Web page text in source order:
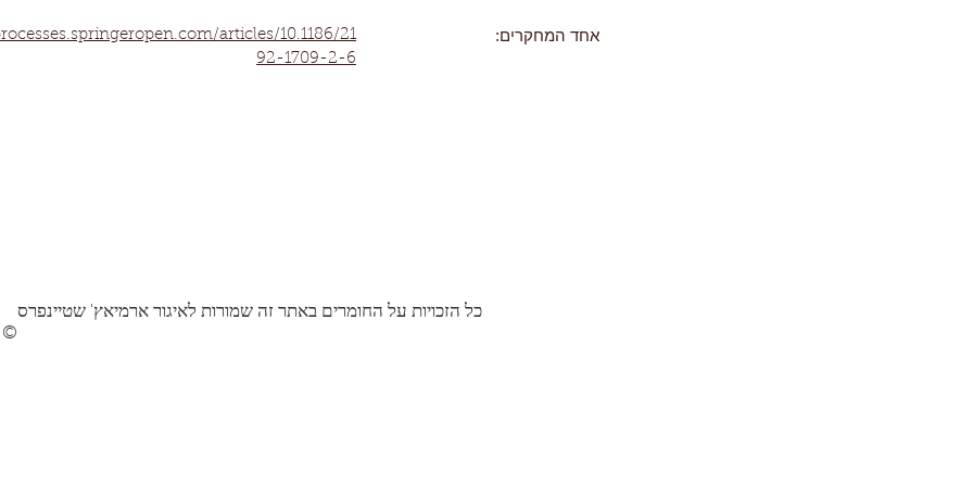
articles/10.1186/21
92-1709-2-6
אחד המחקרים:
©